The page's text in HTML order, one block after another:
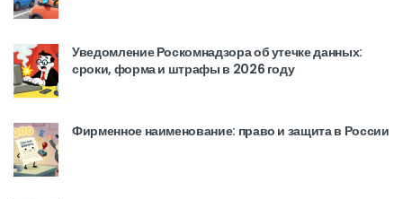
Уведомление Роскомнадзора об утечке данных:
сроки, форма и штрафы в 2026 году
Фирменное наименование: право и защита в России